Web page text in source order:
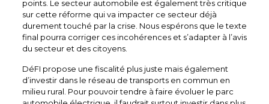
points. Le secteur automobile est également très critique
sur cette réforme qui va impacter ce secteur déjà
durement touché par la crise. Nous espérons que le texte
final pourra corriger ces incohérences et s’adapter à l’avis
du secteur et des citoyens.
DéFI propose une fiscalité plus juste mais également
d’investir dans le réseau de transports en commun en
milieu rural. Pour pouvoir tendre à faire évoluer le parc